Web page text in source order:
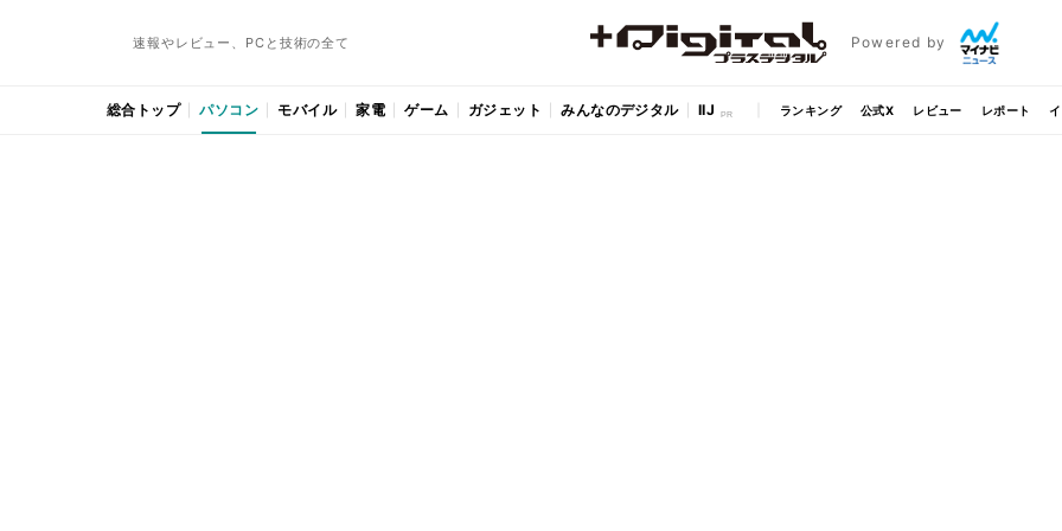
速報やレビュー、PCと技術の全て Powered by
総合トップ パソコン モバイル 家電 ゲーム ガジェット みんなのデジタル IIJ ランキング 公式X レビュー レポート